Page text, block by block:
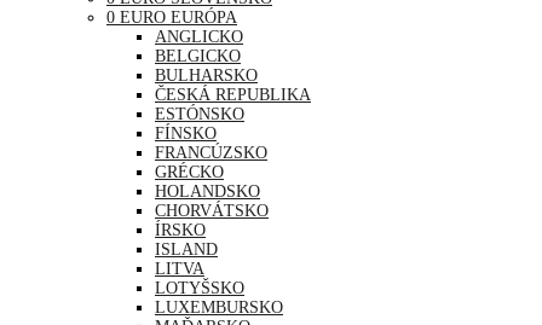
0 EURO EURÓPA
ANGLICKO
BELGICKO
BULHARSKO
ČESKÁ REPUBLIKA
ESTÓNSKO
FÍNSKO
FRANCÚZSKO
GRÉCKO
HOLANDSKO
CHORVÁTSKO
ÍRSKO
ISLAND
LITVA
LOTYŠSKO
LUXEMBURSKO